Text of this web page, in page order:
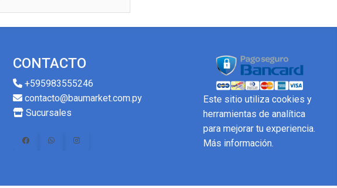
CONTACTO
+595983555246
contacto@baumarket.com.py
Sucursales
Este sitio utiliza cookies y
herramientas de analítica
para mejorar tu experiencia.
Más información.